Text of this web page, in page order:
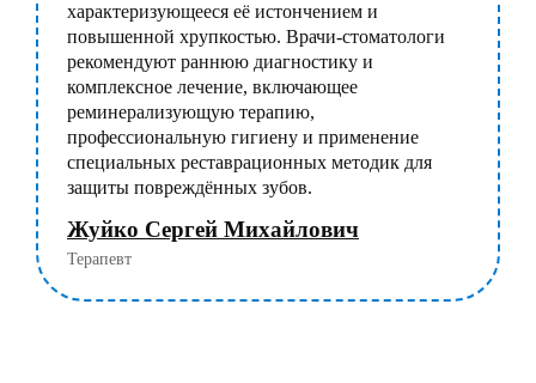
характеризующееся её истончением и
повышенной хрупкостью. Врачи-стоматологи
рекомендуют раннюю диагностику и
комплексное лечение, включающее
реминерализующую терапию,
профессиональную гигиену и применение
специальных реставрационных методик для
защиты повреждённых зубов.
Жуйко Сергей Михайлович
Терапевт